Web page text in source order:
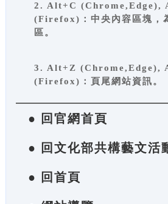
2. Alt+C (Chrome,Edge),
(Firefox)：中央內容區塊，
區。
3. Alt+Z (Chrome,Edge),
(Firefox)：頁尾網站資訊。
● 回官網首頁
● 回文化部共構藝文活
● 回首頁